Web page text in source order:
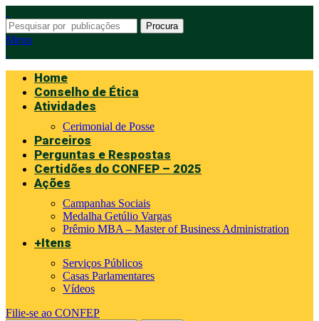
Procura
Menu
Home
Conselho de Ética
Atividades
Cerimonial de Posse
Parceiros
Perguntas e Respostas
Certidões do CONFEP – 2025
Ações
Campanhas Sociais
Medalha Getúlio Vargas
Prêmio MBA – Master of Business Administration
+Itens
Serviços Públicos
Casas Parlamentares
Vídeos
Filie-se ao CONFEP